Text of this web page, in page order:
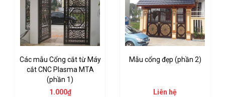
Các mẫu Cổng cắt từ Máy
cắt CNC Plasma MTA
(phần 1)
1.000₫
Mẫu cổng đẹp (phần 2)
Liên hệ